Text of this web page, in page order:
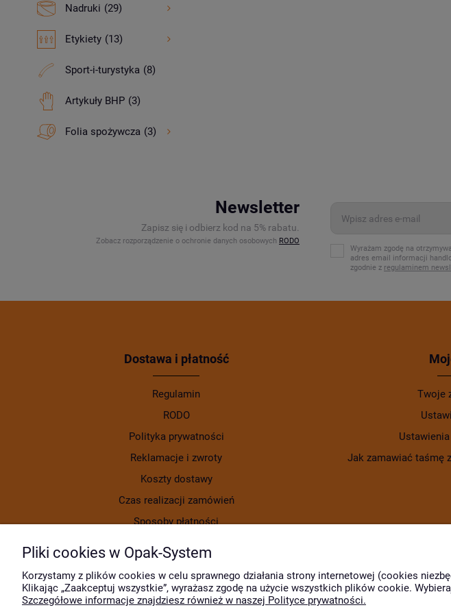
Nadruki (29)
Etykiety (13)
Sport-i-turystyka (8)
Artykuły BHP (3)
Folia spożywcza (3)
Newsletter
Zapisz się i odbierz kod na 5% rabatu.
Zobacz rozporządzenie o ochronie danych osobowych RODO
Wyrażam zgodę na
adres email informacji
zgodnie z regulaminem
Dostawa i płatność
Regulamin
RODO
Polityka prywatności
Reklamacje i zwroty
Koszty dostawy
Czas realizacji zamówień
Sposoby płatności
Twoje
Jak zamawiać taśmę
Pliki cookies w Opak-System
Korzystamy z plików cookies w celu sprawnego działania strony internetowej (cookies
Klikając „Zaakceptuj wszystkie”, wyrażasz zgodę na użycie wszystkich plików cookie.
Szczegółowe informacje znajdziesz również w naszej Polityce prywatności.